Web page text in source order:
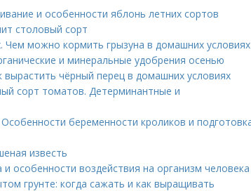
и особенности яблонь летних сортов
столовый сорт
можно кормить грызуна в домашних условиях
и минеральные удобрения осенью
чёрный перец в домашних условиях
сорт томатов. Детерминантные и
беременности кроликов и
известь
особенности воздействия на организм человека
грунте: когда сажать и как выращивать